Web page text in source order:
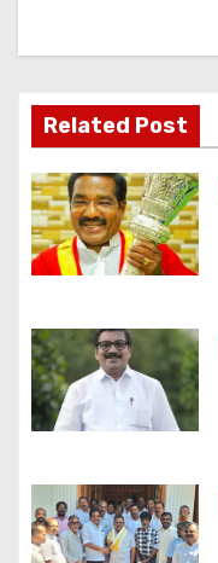
a
t
i
o
n
Related Post